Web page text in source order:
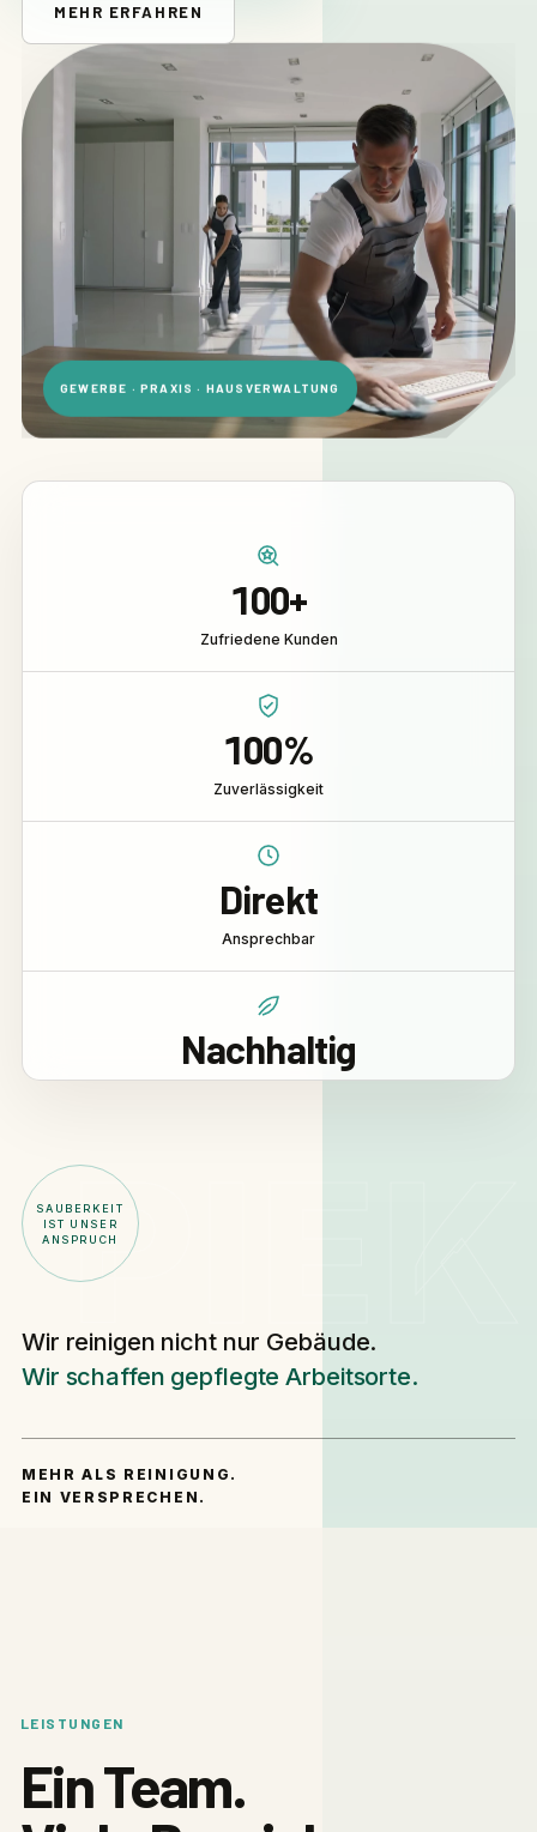
PIEK
MEHR ERFAHREN
GEWERBE · PRAXIS · HAUSVERWALTUNG
100+
Zufriedene Kunden
100%
Zuverlässigkeit
Direkt
Ansprechbar
Nachhaltig
SAUBERKEIT
IST UNSER
ANSPRUCH
Wir reinigen nicht nur Gebäude.
Wir schaffen gepflegte Arbeitsorte.
MEHR ALS REINIGUNG.
EIN VERSPRECHEN.
LEISTUNGEN
Ein Team.